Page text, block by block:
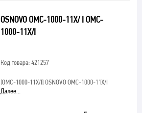
OSNOVO OMC-1000-11X/ I OMC-
1000-11X/I
Код товара: 421257
[OMC-1000-11X/I]OSNOVO OMC-1000-11X/I
Далее...